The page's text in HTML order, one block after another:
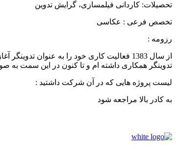
تحصیلات: کاردانی فیلمسازی، گرایش تدوین
تخصص فرعی : عکاسی
رزومه :
از سال 1383 فعالیت کاری خود را به
تدوینگر همکاری داشته ام و تا کنون در این سمت
لیست پروژه هایی که در آن شرکت داشتید :
به کادر بالا مراجعه شود